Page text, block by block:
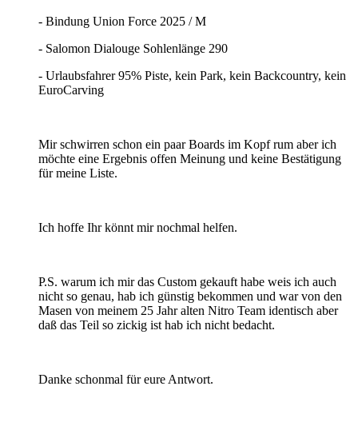
- Bindung Union Force 2025 / M
- Salomon Dialouge Sohlenlänge 290
- Urlaubsfahrer 95% Piste, kein Park, kein Backcountry, kein
EuroCarving
Mir schwirren schon ein paar Boards im Kopf rum aber ich
möchte eine Ergebnis offen Meinung und keine Bestätigung
für meine Liste.
Ich hoffe Ihr könnt mir nochmal helfen.
P.S. warum ich mir das Custom gekauft habe weis ich auch
nicht so genau, hab ich günstig bekommen und war von den
Masen von meinem 25 Jahr alten Nitro Team identisch aber
daß das Teil so zickig ist hab ich nicht bedacht.
Danke schonmal für eure Antwort.